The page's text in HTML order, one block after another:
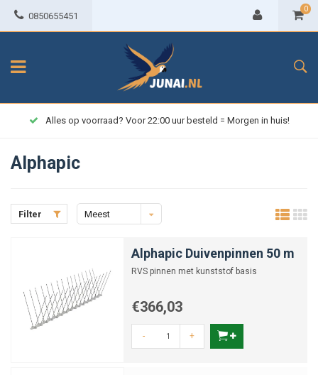
0850655451
0
Gratis verzending vanaf € 75,-
Alphapic
Filter
Meest
Alphapic Duivenpinnen 50 m
RVS pinnen met kunststof basis
€366,03
- +